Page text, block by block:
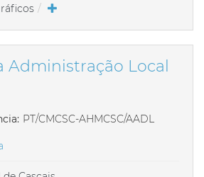
Administração Local
PT/CMCSC-AHMCSC/AADL